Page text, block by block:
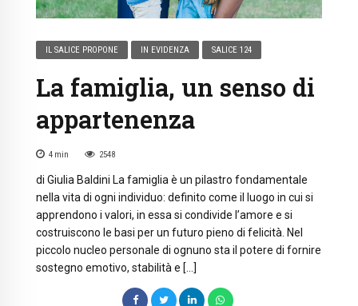
IL SALICE PROPONE IN EVIDENZA SALICE 124
La famiglia, un senso di
appartenenza
4 min 2548
di Giulia Baldini La famiglia è un pilastro fondamentale
nella vita di ogni individuo: definito come il luogo in cui si
apprendono i valori, in essa si condivide l’amore e si
costruiscono le basi per un futuro pieno di felicità. Nel
piccolo nucleo personale di ognuno sta il potere di fornire
sostegno emotivo, stabilità e […]